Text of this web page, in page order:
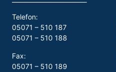
Telefon:
05071 – 510 187
05071 – 510 188
Fax:
05071 – 510 189